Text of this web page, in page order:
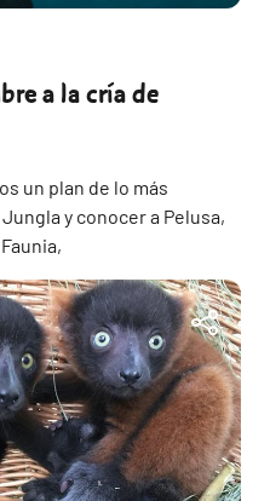
a la cría de
un plan de lo más
y conocer a Pelusa,